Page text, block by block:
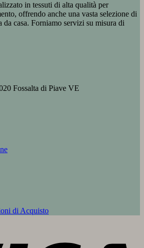
in tessuti di alta qualità per
offrendo anche una vasta selezione di
casa. Forniamo servizi su misura di
Fossalta di Piave VE
di Acquisto